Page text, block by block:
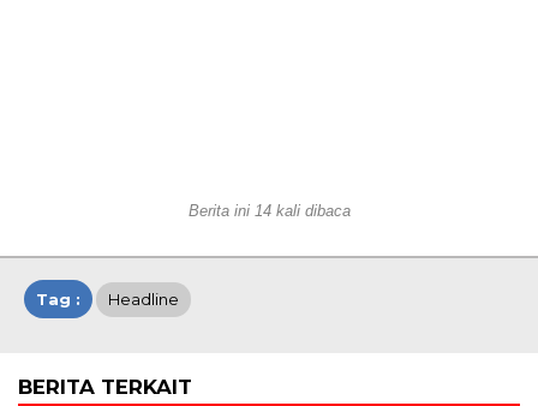
Berita ini 14 kali dibaca
Tag : Headline
BERITA TERKAIT